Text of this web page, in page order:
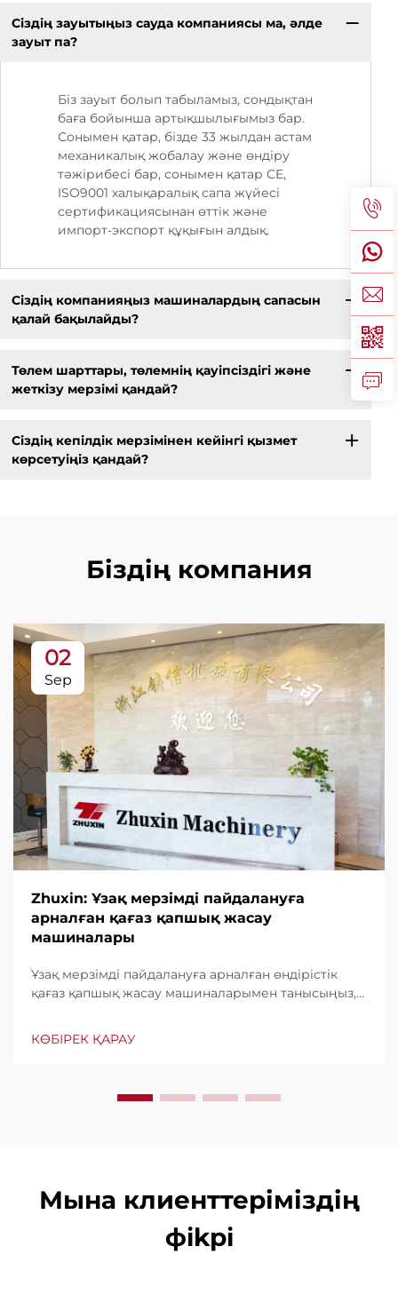
Сіздің зауытыңыз сауда компаниясы ма, әлде
зауыт па?
Біз зауыт болып табыламыз, сондықтан
баға бойынша артықшылығымыз бар.
Сонымен қатар, бізде 33 жылдан астам
механикалық жобалау және өндіру
тәжірибесі бар, сонымен қатар CE,
ISO9001 халықаралық сапа жүйесі
сертификациясынан өттік және
импорт-экспорт құқығын алдық.
Сіздің компанияңыз машиналардың сапасын
қалай бақылайды?
Төлем шарттары, төлемнің қауіпсіздігі және
жеткізу мерзімі қандай?
Сіздің кепілдік мерзімінен кейінгі қызмет
көрсетуіңіз қандай?
Біздің компания
02
Sep
Zhuxin: Ұзақ мерзімді пайдалануға
арналған қағаз қапшық жасау
машиналары
Ұзақ мерзімді пайдалануға арналған өндірістік
қағаз қапшық жасау машиналарымен танысыңыз,
жеңілдігі мен аз үзіліс уақыты үшін сенімді. Білікті
КӨБІРЕК ҚАРАУ
Мына клиенттеріміздің
фikрi